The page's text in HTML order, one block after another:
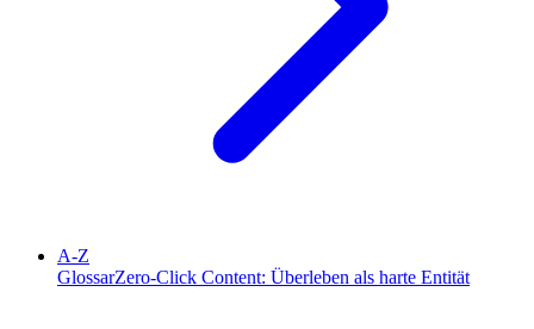
A-Z
GlossarZero-Click Content: Überleben als harte Entität